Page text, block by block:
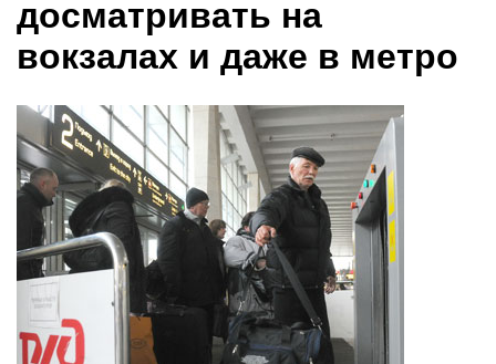
досматривать на
вокзалах и даже в метро